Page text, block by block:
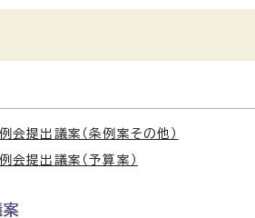
提出議案（条例案その他）
提出議案（予算案）
案